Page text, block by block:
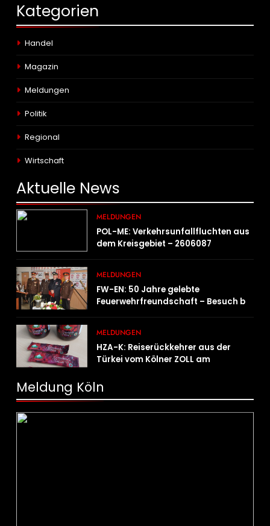
Kategorien
Handel
Magazin
Meldungen
Politik
Regional
Wirtschaft
Aktuelle News
MELDUNGEN
POL-ME: Verkehrsunfallfluchten aus
dem Kreisgebiet – 2606087
MELDUNGEN
FW-EN: 50 Jahre gelebte
Feuerwehrfreundschaft – Besuch bei
MELDUNGEN
HZA-K: Reiserückkehrer aus der
Türkei vom Kölner ZOLL am
Potenzhonig erwischt / Gefährlicher
Trend hält an
Meldung Köln